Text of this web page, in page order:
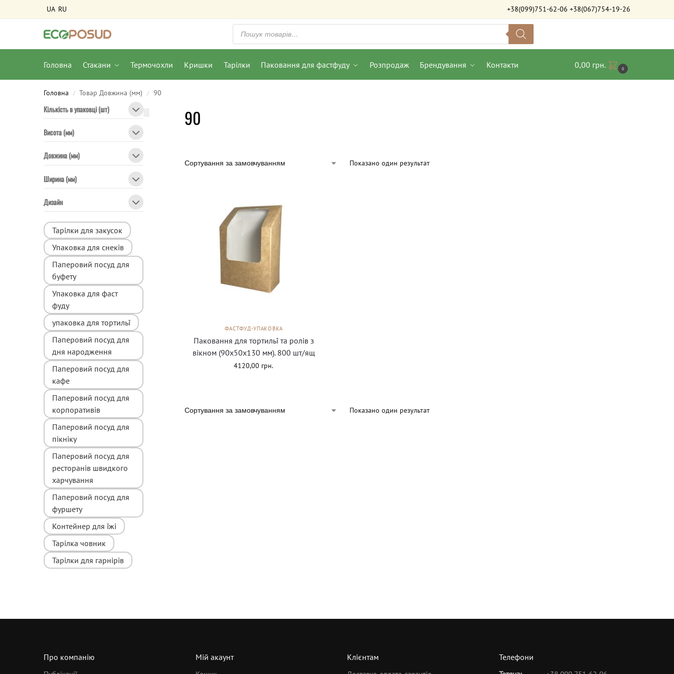
UA RU +38(099)751-62-06 +38(067)754-19-26
Головна Стакани Термочохли Кришки Тарілки Паковання для фастфуду Розпродаж Брендування Контакти 0,00 грн. 0
Головна / Товар Довжина (мм) / 90
90
Показано один результат
ФАСТФУД-УПАКОВКА
Паковання для тортильї та ролів з
вікном (90х50х130 мм). 800 шт/ящ
4120,00 грн.
Показано один результат
Кількість в упаковці (шт)
Висота (мм)
Довжина (мм)
Ширина (мм)
Дизайн
Тарілки для закусок
Упаковка для снеків
Паперовий посуд для
буфету
Упаковка для фаст
фуду
упаковка для тортильї
Паперовий посуд для
дня народження
Паперовий посуд для
кафе
Паперовий посуд для
корпоративів
Паперовий посуд для
пікніку
Паперовий посуд для
ресторанів швидкого
харчування
Паперовий посуд для
фуршету
Контейнер для їжі
Тарілка човник
Тарілки для гарнірів
Про компанію Мій акаунт Клієнтам Телефони